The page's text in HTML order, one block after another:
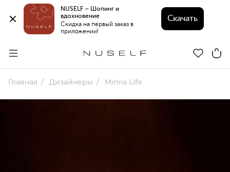
NUSELF – Шопинг и
вдохновение
Скидка на первый заказ в
приложении!
Скачать
Главная Дизайнеры Minna Life